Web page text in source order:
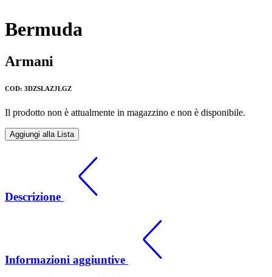
Bermuda
Armani
COD: 3DZSLAZJLGZ
Il prodotto non è attualmente in magazzino e non è disponibile.
Aggiungi alla Lista
Descrizione
Informazioni aggiuntive